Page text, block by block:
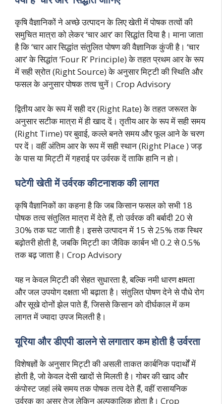
कृषि वैज्ञानिकों ने अच्छे उत्पादन के लिए खेती में पोषक तत्वों की
समुचित मात्रा को लेकर ‘चार आर’ का सिद्धांत दिया है। माना जाता
है कि ‘चार आर सिद्धांत संतुलित पोषण की वैज्ञानिक कुंजी है। ‘चार
आर’ के सिद्धांत ‘Four R’ Principle) के तहत प्रथम आर के रूप
में सही स्रोत (Right Source) के अनुसार मिट्टी की स्थिति और
फसल के अनुसार पोषक तत्व चुनें। Crop Advisory
द्वितीय आर के रूप में सही दर (Right Rate) के तहत जरूरत के
अनुसार सटीक मात्रा में ही खाद दें। तृतीय आर के रूप में सही समय
(Right Time) पर बुवाई, कल्ले बनते समय और फूल आने के चरण
पर दें। वहीं अंतिम आर के रूप में सही स्थान (Right Place ) जड़
के पास या मिट्टी में गहराई पर उर्वरक दें ताकि हानि न हो।
घटेगी खेती में उर्वरक कीटनाशक की लागत
कृषि वैज्ञानिकों का कहना है कि जब किसान फसल को सभी 18
पोषक तत्व संतुलित मात्रा में देते हैं, तो उर्वरक की बर्बादी 20 से
30% तक घट जाती है। इससे उत्पादन में 15 से 25% तक स्थिर
बढ़ोतरी होती है, जबकि मिट्टी का जैविक कार्बन भी 0.2 से 0.5%
तक बढ़ जाता है। Crop Advisory
यह न केवल मिट्टी की सेहत सुधारता है, बल्कि नमी धारण क्षमता
और जल उपयोग दक्षता भी बढ़ाता है। संतुलित पोषण देने से पौधे रोग
और सूखे दोनों झेल पाते हैं, जिससे किसान को दीर्घकाल में कम
लागत में ज्यादा उपज मिलती है।
यूरिया और डीएपी डालने से लगातार कम होती है उर्वरता
विशेषज्ञों के अनुसार मिट्टी की असली ताकत कार्बनिक पदार्थों में
होती है, जो केवल देसी खादों से मिलती है। गोबर की खाद और
कंपोस्ट जहां लंबे समय तक पोषक तत्व देते हैं, वहीं रासायनिक
उर्वरक का असर तेज लेकिन अल्पकालिक होता है। Crop